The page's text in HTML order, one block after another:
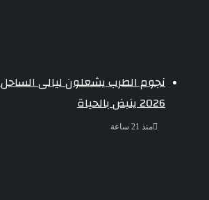
نجوم الطرب يشعلون ليالى
2026 ينبض بالحياة
منذ 21 ساعة